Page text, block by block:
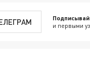
и первыми